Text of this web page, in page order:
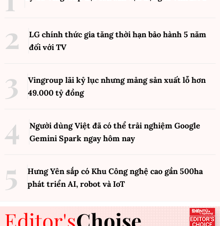
LG chính thức gia tăng thời hạn bảo hành 5 năm
đối với TV
Vingroup lãi kỷ lục nhưng mảng sản xuất lỗ hơn
49.000 tỷ đồng
Người dùng Việt đã có thể trải nghiệm Google
Gemini Spark ngay hôm nay
Hưng Yên sắp có Khu Công nghệ cao gần 500ha
phát triển AI, robot và IoT
Editor'sChoise